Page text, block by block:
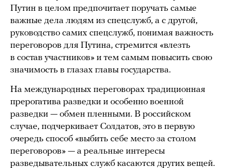
Путин в целом предпочитает поручать самые
важные дела людям из спецслужб, а с другой,
руководство самих спецслужб, понимая важность
переговоров для Путина, стремится «влезть
в состав участников» и тем самым повысить свою
значимость в глазах главы государства.
На международных переговорах традиционная
прерогатива разведки и особенно военной
разведки — обмен пленными. В российском
случае, подчеркивает Солдатов, это в первую
очередь способ «выбить себе место за столом
переговоров» — а реальные интересы
разведывательных служб касаются других вещей.